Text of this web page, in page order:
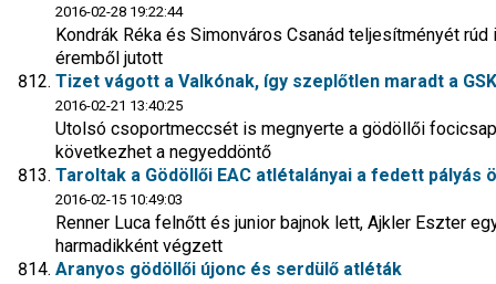
2016-02-28 19:22:44
Kondrák Réka és Simonváros Csanád teljesítményét
éremből jutott
Tizet vágott a Valkónak, így szeplőtlen maradt a GSK
2016-02-21 13:40:25
Utolsó csoportmeccsét is megnyerte a gödöllői
következhet a negyeddöntő
Taroltak a Gödöllői EAC atlétalányai a fedett pályás
2016-02-15 10:49:03
Renner Luca felnőtt és junior bajnok lett, Ajkler Eszter
harmadikként végzett
Aranyos gödöllői újonc és serdülő atléták